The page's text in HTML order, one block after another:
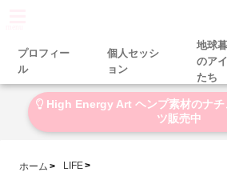
プロフィー
ル
個人セッシ
ョン
地球
のア
たち
High Energy Art ヘンプ素材のナチ
ツ販売中
ホーム LIFE